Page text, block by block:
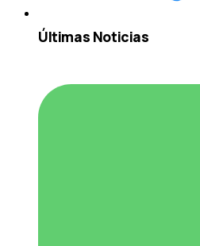
Últimas Noticias